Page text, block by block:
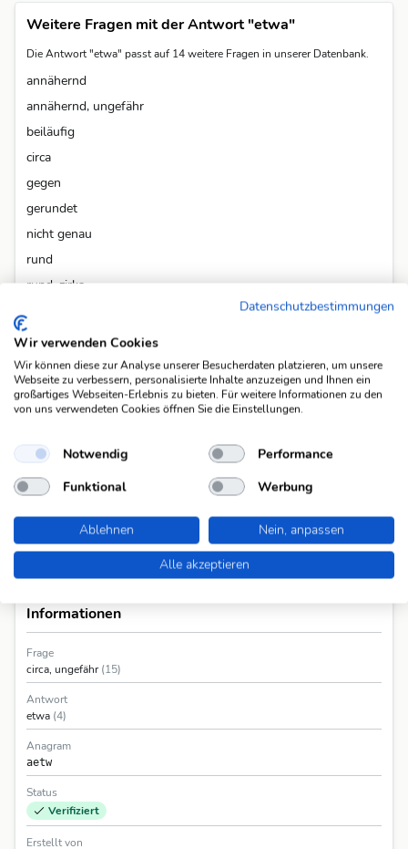
Weitere Fragen mit der Antwort "etwa"
Die Antwort "etwa" passt auf 14 weitere Fragen in unserer Datenbank.
annähernd
annähernd, ungefähr
beiläufig
circa
gegen
gerundet
nicht genau
rund
rund, zirka
Alle 14 Fragen anzeigen
In Rätselmappen
Coopzeitung Nr. 26 (abgeschlossen)
Informationen
Frage
circa, ungefähr(15)
Antwort
etwa (4)
Anagram
aetw
Status
Verifiziert
Erstellt von
Datenschutzbestimmungen
Wir verwenden Cookies
Wir können diese zur Analyse unserer Besucherdaten platzieren, um unsere
Webseite zu verbessern, personalisierte Inhalte anzuzeigen und Ihnen ein
großartiges Webseiten-Erlebnis zu bieten. Für weitere Informationen zu den
von uns verwendeten Cookies öffnen Sie die Einstellungen.
Notwendig
Performance
Funktional
Werbung
Ablehnen
Nein, anpassen
Alle akzeptieren